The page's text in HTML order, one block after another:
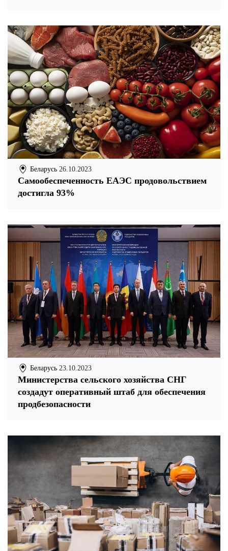
Беларусь 26.10.2023
Самообеспеченность ЕАЭС продовольствием
достигла 93%
Беларусь 23.10.2023
Министерства сельского хозяйства СНГ
создадут оперативный штаб для обеспечения
продбезопасности